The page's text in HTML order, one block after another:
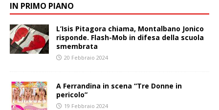
IN PRIMO PIANO
L’Isis Pitagora chiama, Montalbano Jonico
risponde. Flash-Mob in difesa della scuola
smembrata
20 Febbraio 2024
A Ferrandina in scena “Tre Donne in
pericolo”
19 Febbraio 2024